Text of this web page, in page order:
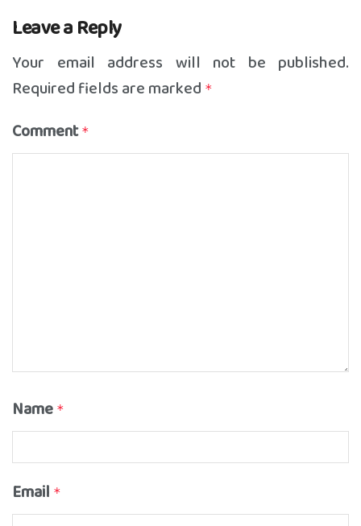
Leave a Reply
Your email address will not be published.
Required fields are marked *
Comment *
Name *
Email *